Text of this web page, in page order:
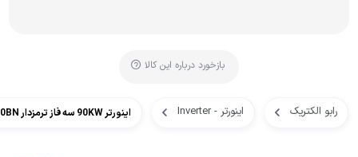
بازخورد درباره این کالا
رابو الکتریک اینورتر - Inverter اینورتر 90KW سه فاز ترمزدار YD3000BN یولیکو